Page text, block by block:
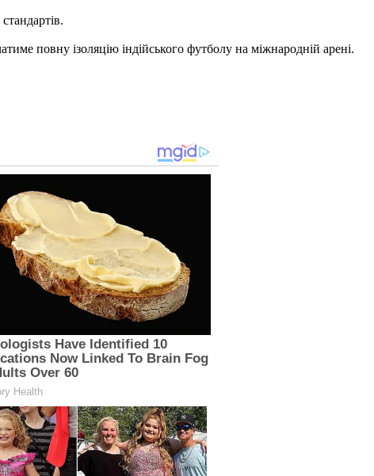
повну ізоляцію індійського футболу на міжнародній арені.